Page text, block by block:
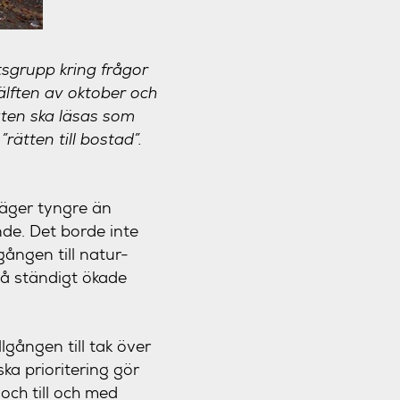
kring frågor
av oktober och
ska läsas som
till bostad”.
tyngre än
Det borde inte
till natur-
ständigt ökade
till tak över
prioritering gör
till och med